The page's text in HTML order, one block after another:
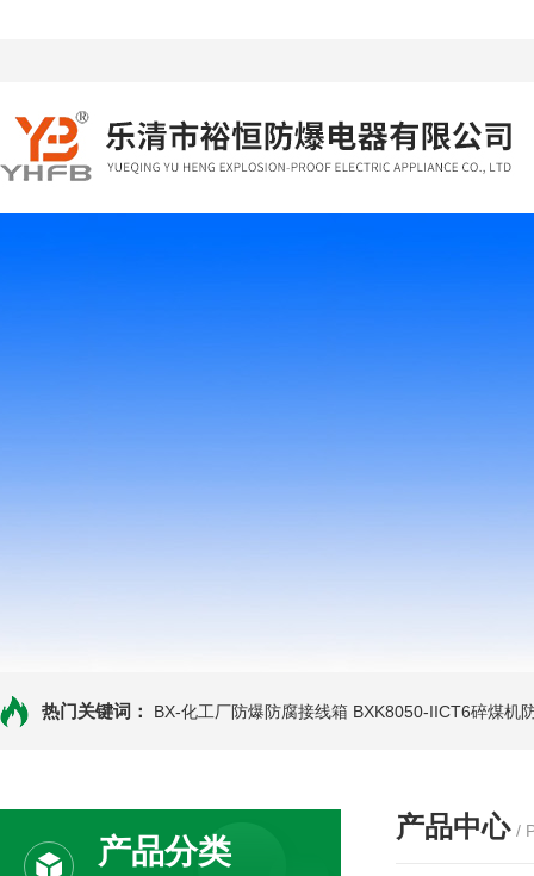
热门关键词： BX-化工厂防爆防腐接线箱 BXK8050-IICT6碎煤机
产品分类
产品中心 /